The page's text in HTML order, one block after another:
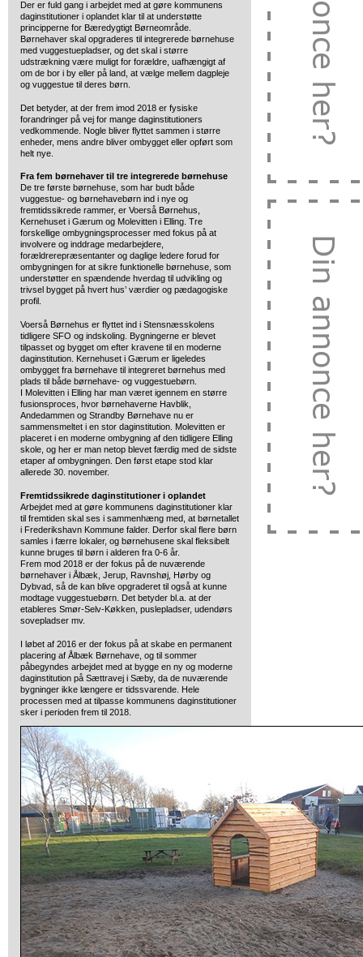
Der er fuld gang i arbejdet med at gøre kommunens
daginstitutioner i oplandet klar til at understøtte
principperne for Bæredygtigt Børneområde.
Børnehaver skal opgraderes til integrerede børnehuse
med vuggestuepladser, og det skal i større
udstrækning være muligt for forældre, uafhængigt af
om de bor i by eller på land, at vælge mellem dagpleje
og vuggestue til deres børn.
Det betyder, at der frem imod 2018 er fysiske
forandringer på vej for mange daginstitutioners
vedkommende. Nogle bliver flyttet sammen i større
enheder, mens andre bliver ombygget eller opført som
helt nye.
Fra fem børnehaver til tre integrerede børnehuse
De tre første børnehuse, som har budt både
vuggestue- og børnehavebørn ind i nye og
fremtidssikrede rammer, er Voerså Børnehus,
Kernehuset i Gærum og Molevitten i Elling. Tre
forskellige ombygningsprocesser med fokus på at
involvere og inddrage medarbejdere,
forældrerepræsentanter og daglige ledere forud for
ombygningen for at sikre funktionelle børnehuse, som
understøtter en spændende hverdag til udvikling og
trivsel bygget på hvert hus’ værdier og pædagogiske
profil.
Voerså Børnehus er flyttet ind i Stensnæsskolens
tidligere SFO og indskoling. Bygningerne er blevet
tilpasset og bygget om efter kravene til en moderne
daginstitution. Kernehuset i Gærum er ligeledes
ombygget fra børnehave til integreret børnehus med
plads til både børnehave- og vuggestuebørn.
I Molevitten i Elling har man været igennem en større
fusionsproces, hvor børnehaverne Havblik,
Andedammen og Strandby Børnehave nu er
sammensmeltet i en stor daginstitution. Molevitten er
placeret i en moderne ombygning af den tidligere Elling
skole, og her er man netop blevet færdig med de sidste
etaper af ombygningen. Den først etape stod klar
allerede 30. november.
Fremtidssikrede daginstitutioner i oplandet
Arbejdet med at gøre kommunens daginstitutioner klar
til fremtiden skal ses i sammenhæng med, at børnetallet
i Frederikshavn Kommune falder. Derfor skal flere børn
samles i færre lokaler, og børnehusene skal fleksibelt
kunne bruges til børn i alderen fra 0-6 år.
Frem mod 2018 er der fokus på de nuværende
børnehaver i Ålbæk, Jerup, Ravnshøj, Hørby og
Dybvad, så de kan blive opgraderet til også at kunne
modtage vuggestuebørn. Det betyder bl.a. at der
etableres Smør-Selv-Køkken, puslepladser, udendørs
sovepladser mv.
I løbet af 2016 er der fokus på at skabe en permanent
placering af Ålbæk Børnehave, og til sommer
påbegyndes arbejdet med at bygge en ny og moderne
daginstitution på Sættravej i Sæby, da de nuværende
bygninger ikke længere er tidssvarende. Hele
processen med at tilpasse kommunens daginstitutioner
sker i perioden frem til 2018.